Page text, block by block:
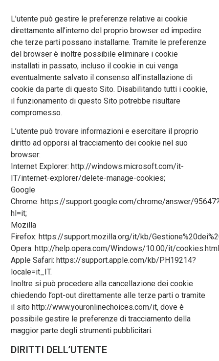
L’utente può gestire le preferenze relative ai cookie
direttamente all’interno del proprio browser ed impedire
che terze parti possano installarne. Tramite le preferenze
del browser è inoltre possibile eliminare i cookie
installati in passato, incluso il cookie in cui venga
eventualmente salvato il consenso all’installazione di
cookie da parte di questo Sito. Disabilitando tutti i cookie,
il funzionamento di questo Sito potrebbe risultare
compromesso.
L’utente può trovare informazioni e esercitare il proprio
diritto ad opporsi al tracciamento dei cookie nel suo
browser:
Internet Explorer: http://windows.microsoft.com/it-
IT/internet-explorer/delete-manage-cookies;
Google
Chrome: https://support.google.com/chrome/answer/
hl=it;
Mozilla
Firefox: https://support.mozilla.org/it/kb/
Opera: http://help.opera.com/Windows/10.00/it/
Apple Safari: https://support.apple.com/kb/PH19214?
locale=it_IT.
Inoltre si può procedere alla cancellazione dei cookie
chiedendo l’opt-out direttamente alle terze parti o tramite
il sito http://www.youronlinechoices.com/it, dove è
possibile gestire le preferenze di tracciamento della
maggior parte degli strumenti pubblicitari.
DIRITTI DELL’UTENTE